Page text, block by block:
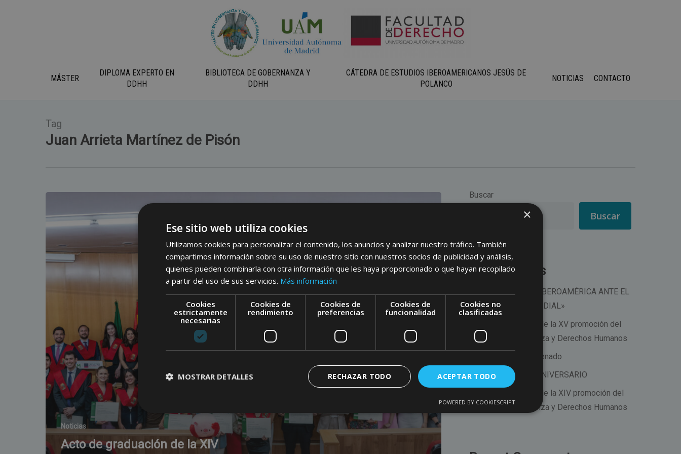
MÁSTER
DIPLOMA EXPERTO EN
DDHH
BIBLIOTECA DE GOBERNANZA Y
DDHH
CÁTEDRA DE ESTUDIOS IBEROAMERICANOS JESÚS DE
POLANCO
NOTICIAS CONTACTO
Tag
Juan Arrieta Martínez de Pisón
Noticias
Acto de graduación de la XIV
Buscar
Buscar
Recent Posts
CONVERSATORIO «IBEROAMÉRICA ANTE EL
NUEVO ORDEN MUNDIAL»
Acto de graduación de la XV promoción del
Máster en Gobernanza y Derechos Humanos
El Máster visita el Senado
CELEBRACIÓN XV ANIVERSARIO
Acto de graduación de la XIV promoción del
Máster en Gobernanza y Derechos Humanos
×
Ese sitio web utiliza cookies
Utilizamos cookies para personalizar el contenido, los anuncios y analizar nuestro tráfico. También
compartimos información sobre su uso de nuestro sitio con nuestros socios de publicidad y análisis,
quienes pueden combinarla con otra información que les haya proporcionado o que hayan recopilado
a partir del uso de sus servicios. Más información
Cookies
estrictamente
necesarias
Cookies de
rendimiento
Cookies de
preferencias
Cookies de
funcionalidad
Cookies no
clasificadas
ACEPTAR TODO
RECHAZAR TODO
MOSTRAR DETALLES
POWERED BY COOKIESCRIPT